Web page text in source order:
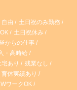
由
土日祝のみ勤務
土日祝休み
からの仕事
・高時給
あり
残業なし
育休実績あり
ワークOK